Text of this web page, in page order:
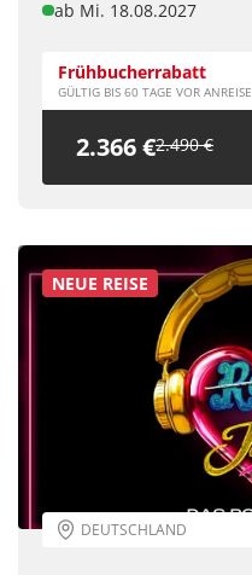
ab Mi. 18.08.2027
Frühbucherrabatt
GÜLTIG BIS 60 TAGE VOR ANREISE
2.366 €2.490 €
NEUE REISE
DEUTSCHLAND